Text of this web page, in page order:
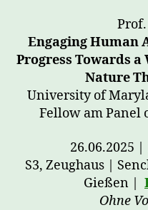
Engaging Human
Progress Towards
Nature
University of
Fellow am Panel
26.06.2025 |
S3, Zeughaus |
Gießen |
Ohne